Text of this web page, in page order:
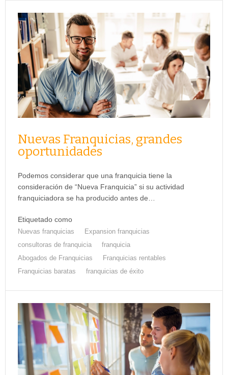
Nuevas Franquicias, grandes
oportunidades
Podemos considerar que una franquicia tiene la
consideración de “Nueva Franquicia” si su actividad
franquiciadora se ha producido antes de…
Etiquetado como
Nuevas franquicias
Expansion franquicias
consultoras de franquicia
franquicia
Abogados de Franquicias
Franquicias rentables
Franquicias baratas
franquicias de éxito